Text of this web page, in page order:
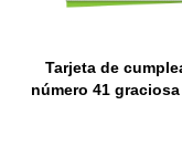
Tarjeta de
número 41 graciosa